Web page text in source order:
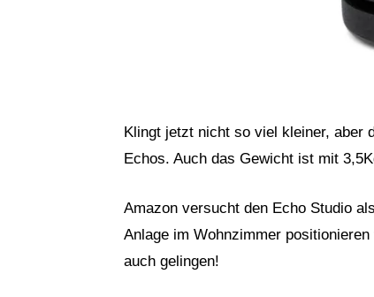
Klingt jetzt nicht so viel kleiner, aber
Echos. Auch das Gewicht ist mit
Amazon versucht den Echo Studio
Anlage im Wohnzimmer
auch gelingen!